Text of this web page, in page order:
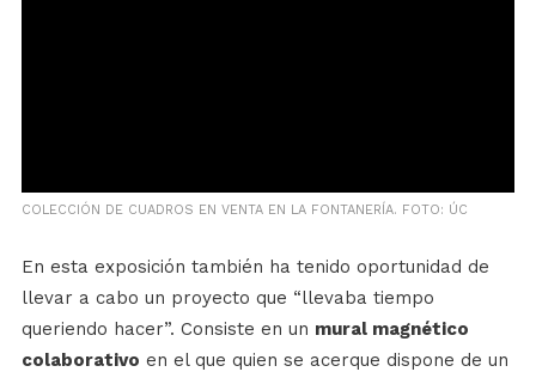
COLECCIÓN DE CUADROS EN VENTA EN LA FONTANERÍA. FOTO: ÚC
En esta exposición también ha tenido oportunidad de
llevar a cabo un proyecto que “llevaba tiempo
queriendo hacer”. Consiste en un mural magnético
colaborativo en el que quien se acerque dispone de un